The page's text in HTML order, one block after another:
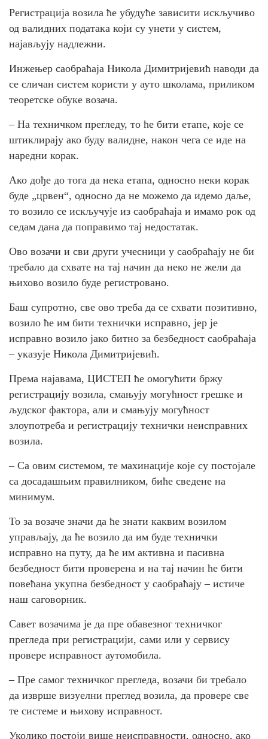
Регистрација возила ће убудуће зависити искључиво
од валидних података који су унети у систем,
најављују надлежни.
Инжењер саобраћаја Никола Димитријевић наводи да
се сличан систем користи у ауто школама, приликом
теоретске обуке возача.
– На техничком прегледу, то ће бити етапе, које се
штиклирају ако буду валидне, након чега се иде на
наредни корак.
Ако дође до тога да нека етапа, односно неки корак
буде „црвен“, односно да не можемо да идемо даље,
то возило се искључује из саобраћаја и имамо рок од
седам дана да поправимо тај недостатак.
Ово возачи и сви други учесници у саобраћају не би
требало да схвате на тај начин да неко не жели да
њихово возило буде регистровано.
Баш супротно, све ово треба да се схвати позитивно,
возило ће им бити технички исправно, јер је
исправно возило јако битно за безбедност саобраћаја
– указује Никола Димитријевић.
Према најавама, ЦИСТЕП ће омогућити бржу
регистрацију возила, смањују могућност грешке и
људског фактора, али и смањују могућност
злоупотреба и регистрацију технички неисправних
возила.
– Са овим системом, те махинације које су постојале
са досадашњим правилником, биће сведене на
минимум.
То за возаче значи да ће знати каквим возилом
управљају, да ће возило да им буде технички
исправно на путу, да ће им активна и пасивна
безбедност бити проверена и на тај начин ће бити
повећана укупна безбедност у саобраћају – истиче
наш саговорник.
Савет возачима је да пре обавезног техничког
прегледа при регистрацији, сами или у сервису
провере исправност аутомобила.
– Пре самог техничког прегледа, возачи би требало
да изврше визуелни преглед возила, да провере све
те системе и њихову исправност.
Уколико постоји више неисправности, односно, ако